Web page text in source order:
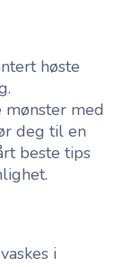
høste
med
deg til en
beste tips
i